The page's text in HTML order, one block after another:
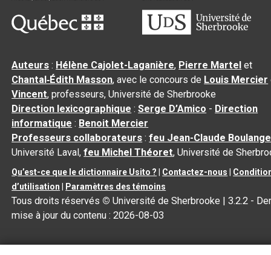
Auteurs : Hélène Cajolet-Laganière, Pierre Martel et
Chantal‑Édith Masson, avec le concours de Louis Mercier
Vincent, professeurs, Université de Sherbrooke
Direction lexicographique :Serge D’Amico - Direction
informatique : Benoit Mercier
Professeurs collaborateurs :feu Jean-Claude
Université Laval,feu Michel Théoret, Université de
Qu’est-ce que le dictionnaire Usito ? Contactez-nous
d’utilisation
Paramètres des témoins
Tous droits réservés © Université de Sherbrooke |3.2.2 -
mise à jour du contenu :2026-08-03